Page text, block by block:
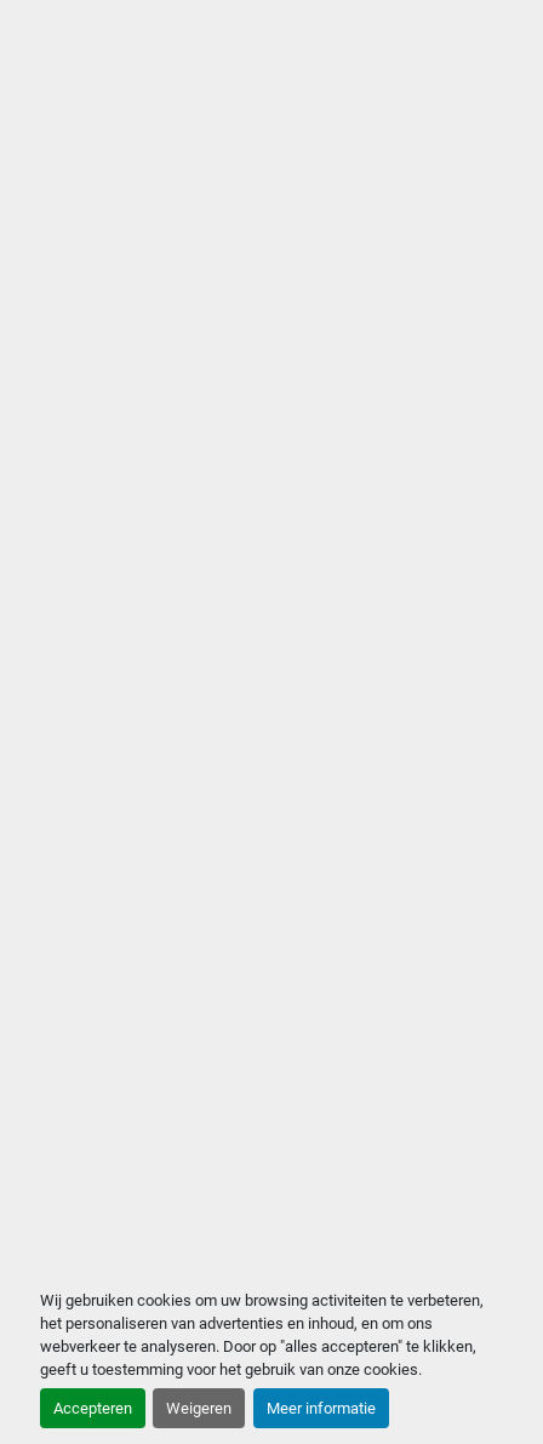
Wij gebruiken cookies om uw browsing activiteiten te verbeteren,
het personaliseren van advertenties en inhoud, en om ons
webverkeer te analyseren. Door op "alles accepteren" te klikken,
geeft u toestemming voor het gebruik van onze cookies.
Accepteren Weigeren Meer informatie